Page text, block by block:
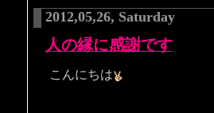
2012,05,26, Saturday
人の縁に感謝です
こんにちは